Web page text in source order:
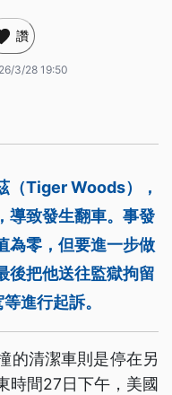
讚
3/28 19:50
（Tiger Woods），
導致發生翻車。事發
為零，但要進一步做
後把他送往監獄拘留
進行起訴。
的清潔車則是停在另
時間27日下午，美國